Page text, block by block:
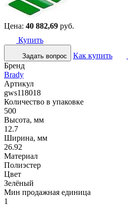
Цена: 40 882,69 руб.
Купить
Задать вопрос Как купить
Бренд
Brady
Артикул
gws118018
Количество в упаковке
500
Высота, мм
12.7
Ширина, мм
26.92
Материал
Полиэстер
Цвет
Зелёный
Мин продажная единица
1